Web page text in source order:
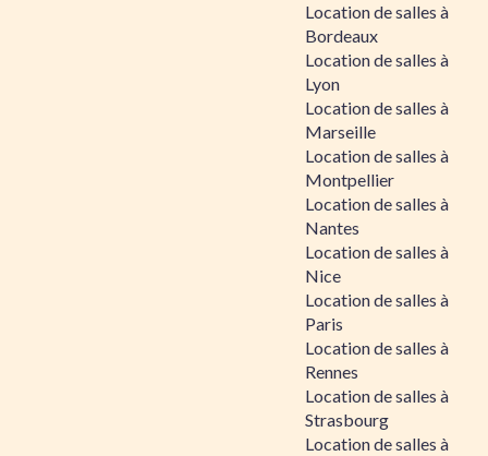
Location de salles à
Bordeaux
Location de salles à
Lyon
Location de salles à
Marseille
Location de salles à
Montpellier
Location de salles à
Nantes
Location de salles à
Nice
Location de salles à
Paris
Location de salles à
Rennes
Location de salles à
Strasbourg
Location de salles à